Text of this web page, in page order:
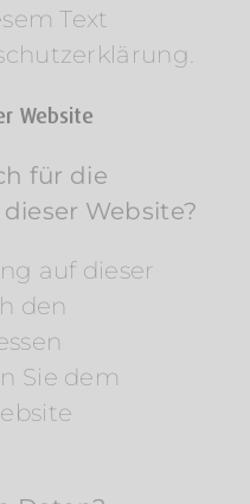
Text
Website
für die
Website?
auf dieser
den
Sie dem